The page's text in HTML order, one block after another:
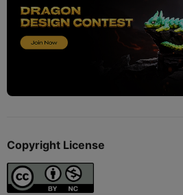
Copyright License